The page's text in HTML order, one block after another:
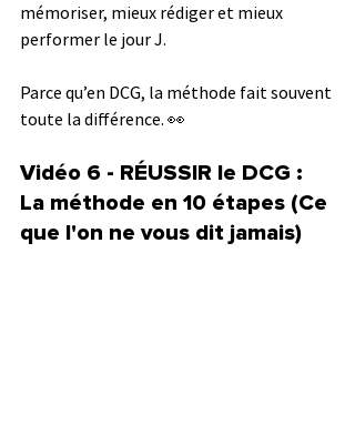
mémoriser, mieux rédiger et mieux
performer le jour J.
Parce qu’en DCG, la méthode fait souvent
toute la différence. 👀
Vidéo 6 - RÉUSSIR le DCG :
La méthode en 10 étapes (Ce
que l'on ne vous dit jamais)